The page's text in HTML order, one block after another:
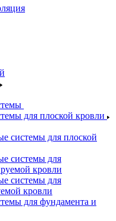
для плоской кровли
системы для плоской
системы для
кровли
системы для
кровли
для фундамента и